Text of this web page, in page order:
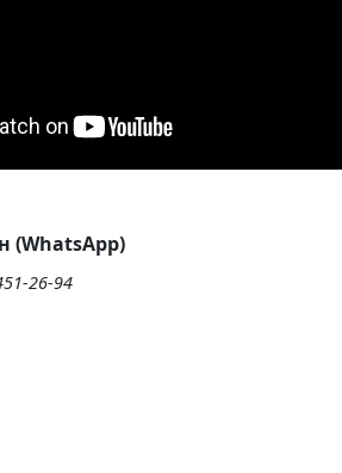
(WhatsApp)
26-94